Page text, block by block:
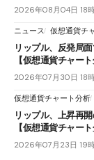
2026年08月04日 18
ニュース 仮想通貨チ
リップル、反発局
【仮想通貨チャー
2026年07月30日 18時
仮想通貨チャート分析
リップル、上昇再
【仮想通貨チャー
2026年07月23日 19